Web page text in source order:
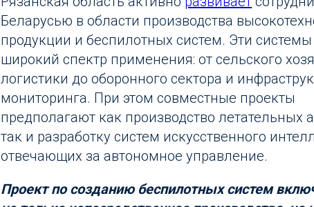
Беларусью в области производства
продукции и беспилотных систем. Эти
широкий спектр применения: от сельского
логистики до оборонного сектора и
мониторинга. При этом совместные проекты
предполагают как производство летательных
так и разработку систем искусственного
отвечающих за автономное управление.
Проект по созданию беспилотных систем